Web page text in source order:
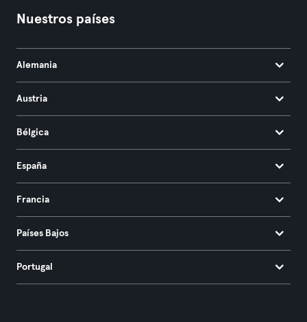
Nuestros países
Alemania
Austria
Bélgica
España
Francia
Países Bajos
Portugal